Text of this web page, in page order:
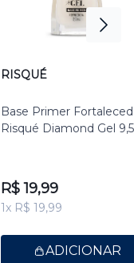
RISQUÉ
Base Primer
Risqué Diamond Gel
R$ 19,99
1x R$ 19,99
ADICIONAR